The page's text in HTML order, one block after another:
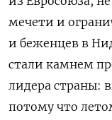
мечети и
и беженцев в
стали камнем
лидера страны:
потому что